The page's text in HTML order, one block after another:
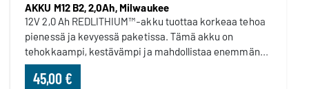
AKKU M12 B2, 2,0Ah, Milwaukee
12V 2,0 Ah REDLITHIUM™-akku tuottaa korkeaa tehoa
pienessä ja kevyessä paketissa. Tämä akku on
tehokkaampi, kestävämpi ja mahdollistaa enemmän...
45,00 €